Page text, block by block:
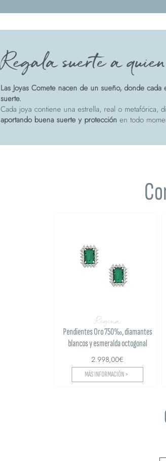
Regala suerte a
Las Joyas Comete nacen de un sueño, donde
suerte.
Cada joya contiene una estrella, real o metafórica,
aportando buena suerte y protección en todo
Regina
Pendientes Oro 750‰, diamantes
blancos y esmeralda octogonal
2.998,00€
MÁS INFORMACIÓN >